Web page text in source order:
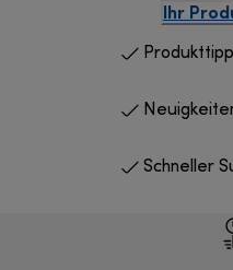
Ihr
Schneller